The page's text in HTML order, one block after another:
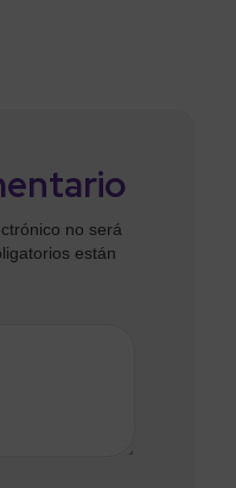
no será
están